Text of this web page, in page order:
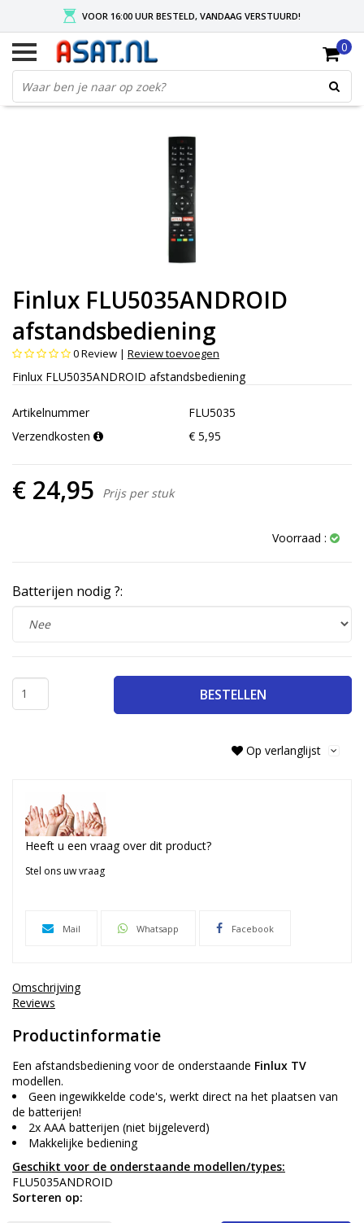
VOOR 16:00 UUR BESTELD, VANDAAG VERSTUURD!
GRATIS VERZENDING NA MIN. ORDER VAN € 50,-
KIES EENVOUDIG UW AFHAALLOCATIE
0
Finlux FLU5035ANDROID
afstandsbediening
0Review | Review toevoegen
Finlux FLU5035ANDROID afstandsbediening
Artikelnummer
FLU5035
Verzendkosten
€ 5,95
€ 24,95 Prijs per stuk
Voorraad :
Batterijen nodig ?:
BESTELLEN
Op verlanglijst
Heeft u een vraag over dit product?
Stel ons uw vraag
Mail Whatsapp Facebook
Omschrijving
Reviews
Productinformatie
Een afstandsbediening voor de onderstaande Finlux TV
modellen.
Geen ingewikkelde code's, werkt direct na het plaatsen van
de batterijen!
2x AAA batterijen (niet bijgeleverd)
Makkelijke bediening
Geschikt voor de onderstaande modellen/types:
FLU5035ANDROID
Sorteren op: